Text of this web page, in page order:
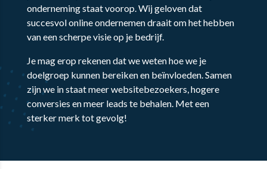
onderneming staat voorop. Wij geloven dat
succesvol online ondernemen draait om het hebben
van een scherpe visie op je bedrijf.
Je mag erop rekenen dat we weten hoe we je
doelgroep kunnen bereiken en beïnvloeden. Samen
zijn we in staat meer websitebezoekers, hogere
conversies en meer leads te behalen. Met een
sterker merk tot gevolg!